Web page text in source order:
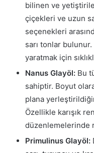
bilinen ve
çiçekleri ve uzun
seçenekleri
sarı tonlar
yaratmak için
Nanus Glayöl: Bu
sahiptir. Boyut
plana
Özellikle karışık
düzenlemelerinde
Primulinus Glayöl: